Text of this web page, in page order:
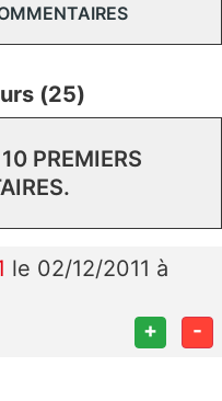
(25)
PREMIERS
le 02/12/2011 à
+ -